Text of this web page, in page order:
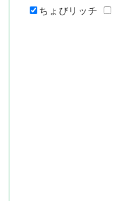
ちょびリッチ